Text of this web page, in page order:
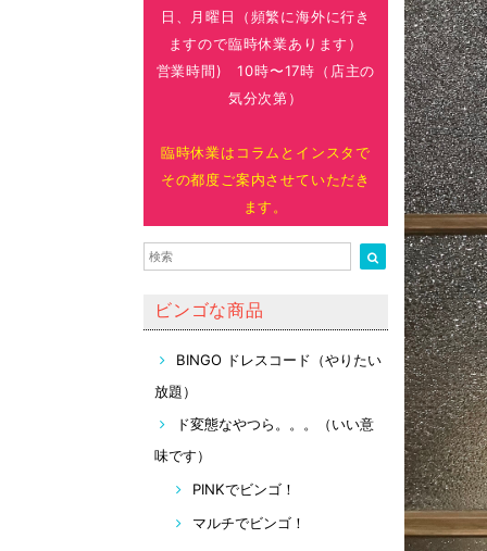
日、月曜日（頻繁に海外に行き
ますので臨時休業あります）
営業時間) 10時〜17時（店主の
気分次第）
臨時休業はコラムとインスタで
その都度ご案内させていただき
ます。
ビンゴな商品
BINGO ドレスコード（やりたい
放題）
ド変態なやつら。。。（いい意
味です）
PINKでビンゴ！
マルチでビンゴ！